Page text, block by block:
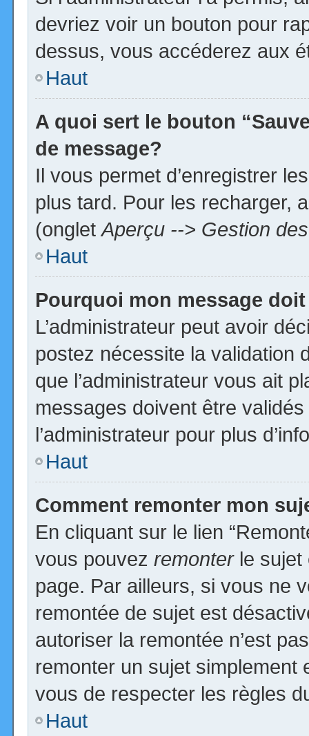
devriez voir un bouton pour
dessus, vous accéderez aux
Haut
A quoi sert le bouton
de message?
Il vous permet d’enregistrer
plus tard. Pour les recharger,
(ongletAperçu --> Gestion
Haut
Pourquoi mon message
L’administrateur peut avoir
postez nécessite la validation
que l’administrateur vous ait
messages doivent être
l’administrateur pour plus
Haut
Comment remonter mon
En cliquant sur le lien
vous pouvez remonterle sujet
page. Par ailleurs, si vous ne
remontée de sujet est
autoriser la remontée n’est
remonter un sujet
vous de respecter les règles
Haut